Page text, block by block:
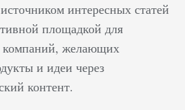
стремление соцсети к
созданию безопасной и
дружественной среды
общения. Как сделать
закрытый…
интересных статей
площадкой для
компаний, желающих
и идеи через
контент.